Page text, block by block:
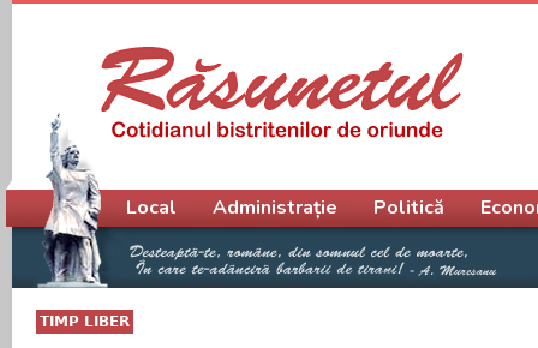
TIMP LIBER
Meniu principal
Local Administrație Politică